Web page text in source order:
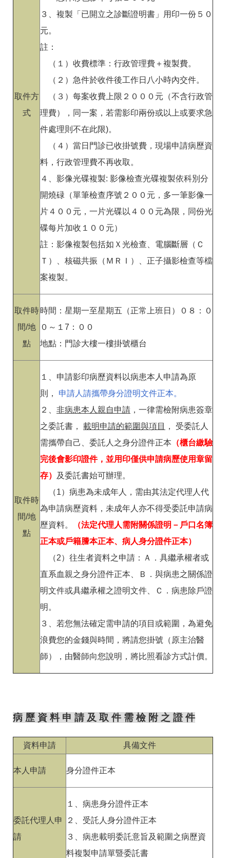
取件方
式
３、複製「已開立之診斷證明書」用印一份５０
元。
註：
（１）收費標準：行政管理費＋複製費。
（２）急件於收件後工作日八小時內交件。
（３）每案收費上限２０００元（不含行政管
理費），同一案，若需影印兩份或以上或要求急
件處理則不在此限)。
（４）當日門診已收掛號費，現場申請病歷資
料，行政管理費不再收取。
４、影像光碟複製: 影像檢查光碟複製依科別分
開燒碌（單筆檢查序號２００元，多一筆影像一
片４００元，一片光碟以４００元為限，同份光
碟每片加收１００元）
註：影像複製包括如Ｘ光檢查、電腦斷層（Ｃ
Ｔ）、核磁共振（ＭＲＩ）、正子攝影檢查等檔
案複製。
取件時
間/地
點
時間：星期一至星期五（正常上班日）０８：０
０～１7：００
地點：門診大樓一樓掛號櫃台
取件時
間/地
點
１、申請影印病歷資料以病患本人申請為原
則，
申請人請攜帶身分證明文件正本。
２、非病患本人親自申請 ，一律需檢附病患簽章
之委託書，載明申請的範圍與項目
， 受委託人
需攜帶自己、委託人之身分證件正本 （櫃台繳驗
完後會影印證件，並用印僅供申請病歷使用章留
存） 及委託書始可辦理。
（1）病患為未成年人，需由其法定代理人代
為申請病歷資料，未成年人亦不得受委託申請病
歷資料。
（法定代理人需附關係證明－戶口名簿
正本或戶籍謄本正本、病人身分證件正本）
（2）往生者資料之申請：Ａ．具繼承權者或
直系血親之身分證件正本、Ｂ．與病患之關係證
明文件或具繼承權之證明文件、Ｃ．病患除戶證
明。
３、若您無法確定需申請的項目或範圍，為避免
浪費您的金錢與時間，將請您掛號（原主治醫
師），由醫師向您說明，將比照看診方式計價。
病 歷 資 料 申 請 及 取 件 需 檢 附 之 證 件
資料申請 具備文件
本人申請 身分證件正本
委託代理人申
請
１、病患身分證件正本
２、受託人身分證件正本
３、病患載明委託意旨及範圍之病歷資
料複製申請單暨委託書